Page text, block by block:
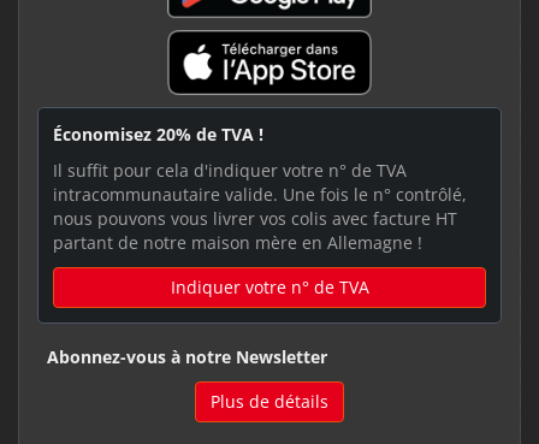
Économisez 20% de TVA !
Il suffit pour cela d'indiquer votre n° de TVA
intracommunautaire valide. Une fois le n° contrôlé,
nous pouvons vous livrer vos colis avec facture HT
partant de notre maison mère en Allemagne !
Indiquer votre n° de TVA
Abonnez-vous à notre Newsletter
Plus de détails